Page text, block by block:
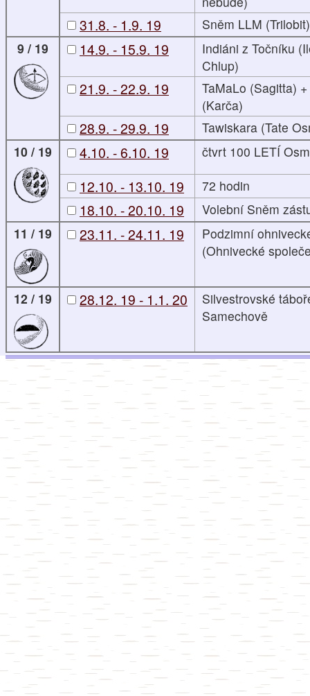
31.8. - 1.9. 19
Sněm LLM (Trilobit)
9 / 19
14.9. - 15.9. 19
Indiáni z Točníku
Chlup)
21.9. - 22.9. 19
TaMaLo (Sagitta)
(Karča)
28.9. - 29.9. 19
Tawiskara (Tate
10 / 19
4.10. - 6.10. 19 čtvrt 100 LETÍ
12.10. - 13.10. 19 72 hodin
18.10. - 20.10. 19
Volební Sněm
11 / 19
23.11. - 24.11. 19
Podzimní
(Ohnivecké
12 / 19 28.12. 19 - 1.1. 20
Silvestrovské
Samechově